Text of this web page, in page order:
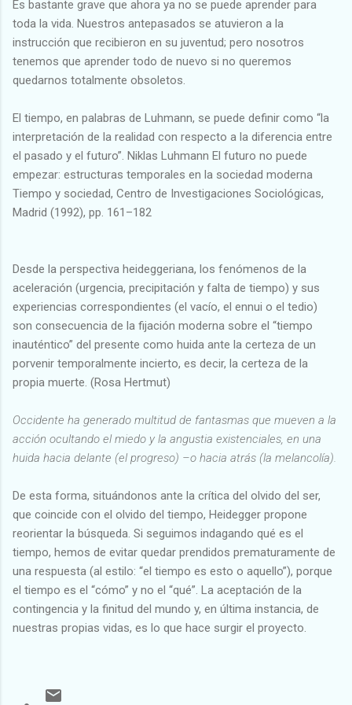
Es bastante grave que ahora ya no se puede aprender para
toda la vida. Nuestros antepasados se atuvieron a la
instrucción que recibieron en su juventud; pero nosotros
tenemos que aprender todo de nuevo si no queremos
quedarnos totalmente obsoletos.
El tiempo, en palabras de Luhmann, se puede definir como “la
interpretación de la realidad con respecto a la diferencia entre
el pasado y el futuro”. Niklas Luhmann El futuro no puede
empezar: estructuras temporales en la sociedad moderna
Tiempo y sociedad, Centro de Investigaciones Sociológicas,
Madrid (1992), pp. 161–182
Desde la perspectiva heideggeriana, los fenómenos de la
aceleración (urgencia, precipitación y falta de tiempo) y sus
experiencias correspondientes (el vacío, el ennui o el tedio)
son consecuencia de la fijación moderna sobre el “tiempo
inauténtico” del presente como huida ante la certeza de un
porvenir temporalmente incierto, es decir, la certeza de la
propia muerte. (Rosa Hertmut)
Occidente ha generado multitud de fantasmas que mueven a la
acción ocultando el miedo y la angustia existenciales, en una
huida hacia delante (el progreso) –o hacia atrás (la melancolía).
De esta forma, situándonos ante la crítica del olvido del ser,
que coincide con el olvido del tiempo, Heidegger propone
reorientar la búsqueda. Si seguimos indagando qué es el
tiempo, hemos de evitar quedar prendidos prematuramente de
una respuesta (al estilo: “el tiempo es esto o aquello”), porque
el tiempo es el “cómo” y no el “qué”. La aceptación de la
contingencia y la finitud del mundo y, en última instancia, de
nuestras propias vidas, es lo que hace surgir el proyecto.